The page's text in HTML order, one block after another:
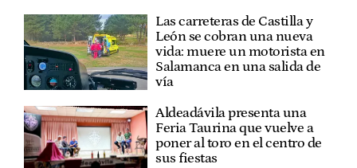
Las carreteras de Castilla y
León se cobran una nueva
vida: muere un motorista en
Salamanca en una salida de
vía
Aldeadávila presenta una
Feria Taurina que vuelve a
poner al toro en el centro de
sus fiestas